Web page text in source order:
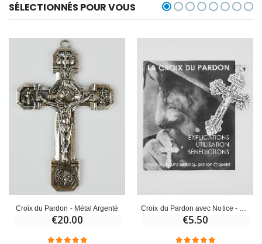
SÉLECTIONNÉS POUR VOUS
Croix du Pardon - Métal Argenté
€20.00 €5.50